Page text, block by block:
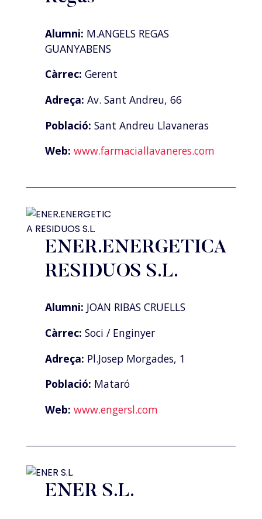
Alumni: M.ANGELS REGAS
GUANYABENS
Càrrec: Gerent
Adreça: Av. Sant Andreu, 66
Població: Sant Andreu Llavaneras
Web: www.farmaciallavaneres.com
ENER.ENERGETICA
RESIDUOS S.L.
Alumni: JOAN RIBAS CRUELLS
Càrrec: Soci / Enginyer
Adreça: Pl.Josep Morgades, 1
Població: Mataró
Web: www.engersl.com
ENER S.L.